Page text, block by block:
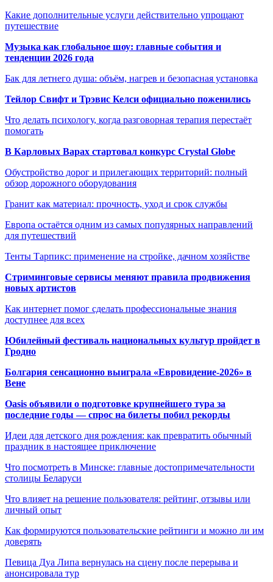
Какие дополнительные услуги действительно упрощают
путешествие
Музыка как глобальное шоу: главные события и
тенденции 2026 года
Бак для летнего душа: объём, нагрев и безопасная установка
Тейлор Свифт и Трэвис Келси официально поженились
Что делать психологу, когда разговорная терапия перестаёт
помогать
В Карловых Варах стартовал конкурс Crystal Globe
Обустройство дорог и прилегающих территорий: полный
обзор дорожного оборудования
Гранит как материал: прочность, уход и срок службы
Европа остаётся одним из самых популярных направлений
для путешествий
Тенты Тарпикс: применение на стройке, дачном хозяйстве
Стриминговые сервисы меняют правила продвижения
новых артистов
Как интернет помог сделать профессиональные знания
доступнее для всех
Юбилейный фестиваль национальных культур пройдет в
Гродно
Болгария сенсационно выиграла «Евровидение-2026» в
Вене
Oasis объявили о подготовке крупнейшего тура за
последние годы — спрос на билеты побил рекорды
Идеи для детского дня рождения: как превратить обычный
праздник в настоящее приключение
Что посмотреть в Минске: главные достопримечательности
столицы Беларуси
Что влияет на решение пользователя: рейтинг, отзывы или
личный опыт
Как формируются пользовательские рейтинги и можно ли им
доверять
Певица Дуа Липа вернулась на сцену после перерыва и
анонсировала тур